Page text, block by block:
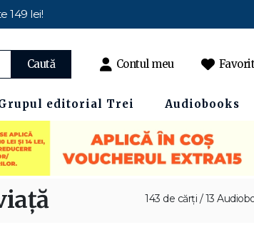
149 lei!
Caută Contul meu
editorial Trei Audiobooks
143 de cărți / 13